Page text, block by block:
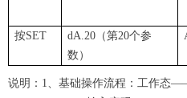
按SET
dA.20（第20个参
数）
说明：1、基础操作流程：工作